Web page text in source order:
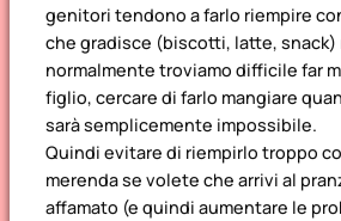
genitori tendono a farlo riempire
che gradisce (biscotti, latte, snack)
normalmente troviamo difficile far
figlio, cercare di farlo mangiare
sarà semplicemente impossibile.
Quindi evitare di riempirlo troppo
merenda se volete che arrivi al
affamato (e quindi aumentare le